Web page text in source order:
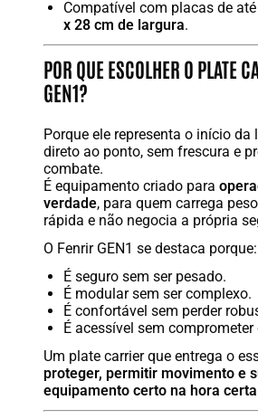
Compatível com placas de
x 28 cm de largura.
POR QUE ESCOLHER O PLATE
GEN1?
Porque ele representa o início da
direto ao ponto, sem frescura e
combate.
É equipamento criado para
verdade, para quem carrega
rápida e não negocia a própria
O Fenrir GEN1 se destaca porque:
É seguro sem ser pesado.
É modular sem ser complexo.
É confortável sem perder
É acessível sem
Um plate carrier que entrega o
proteger, permitir movimento e
equipamento certo na hora certa